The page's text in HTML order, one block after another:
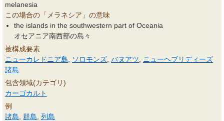
melanesia
この場合の「メラネシア」の意味
the islands in the southwestern part of Oceania
オセアニア南西部の島々
被構成要素
ニューカレドニア島
ソロモンズ バヌアツ
ニューヘブリディーズ
諸島
包含領域(カテゴリ)
カーゴカルト
例
諸島 群島 列島